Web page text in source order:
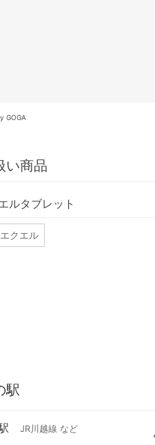
GOGA
い商品
ルタブレット
エクエル
駅
JR川越線 など